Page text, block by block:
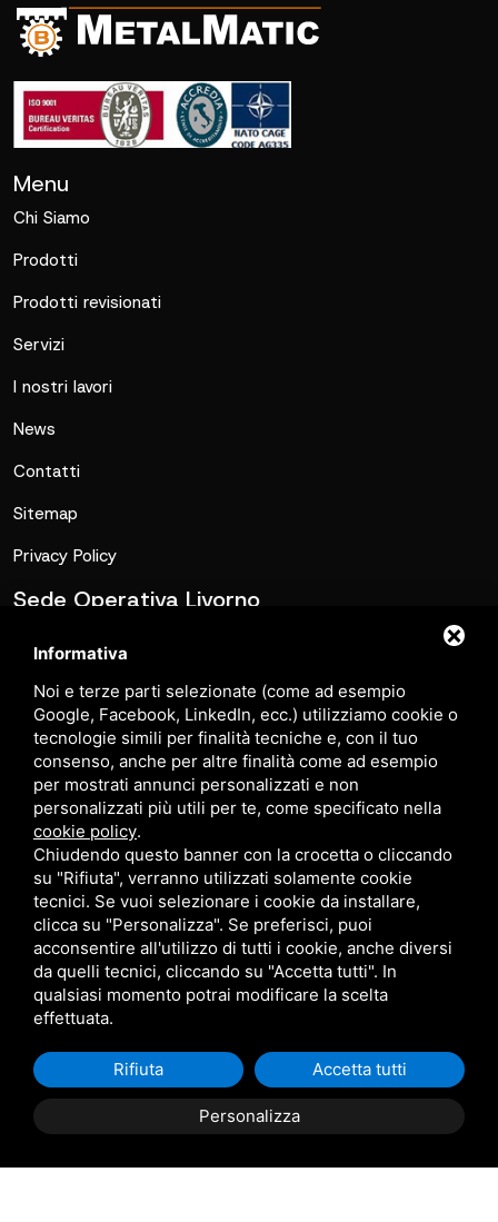
Menu
Chi Siamo
Prodotti
Prodotti revisionati
Servizi
I nostri lavori
News
Contatti
Sitemap
Privacy Policy
Sede Operativa Livorno
commerciale@metalmatic.it
Via Caduti di Nassirya, Loc. Le Morelline, 6C, 57016
Rosignano Solvay-Castiglioncello LI
Sede Operativa Lucca
commerciale@metalmaticsrl.it
0583-464203
Via di Tiglio, 1369/I 55100 Lucca
Metalmatic - P.IVA 01142850492
Informativa
Noi e terze parti selezionate (come ad esempio
Google, Facebook, LinkedIn, ecc.) utilizziamo cookie o
tecnologie simili per finalità tecniche e, con il tuo
consenso, anche per altre finalità come ad esempio
per mostrati annunci personalizzati e non
personalizzati più utili per te, come specificato nella
cookie policy.
Chiudendo questo banner con la crocetta o cliccando
su "Rifiuta", verranno utilizzati solamente cookie
tecnici. Se vuoi selezionare i cookie da installare,
clicca su "Personalizza". Se preferisci, puoi
acconsentire all'utilizzo di tutti i cookie, anche diversi
da quelli tecnici, cliccando su "Accetta tutti". In
qualsiasi momento potrai modificare la scelta
effettuata.
Personalizza
Rifiuta Accetta tutti